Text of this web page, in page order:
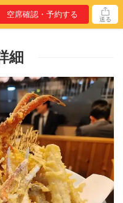
空席確認・予約する 送る
細